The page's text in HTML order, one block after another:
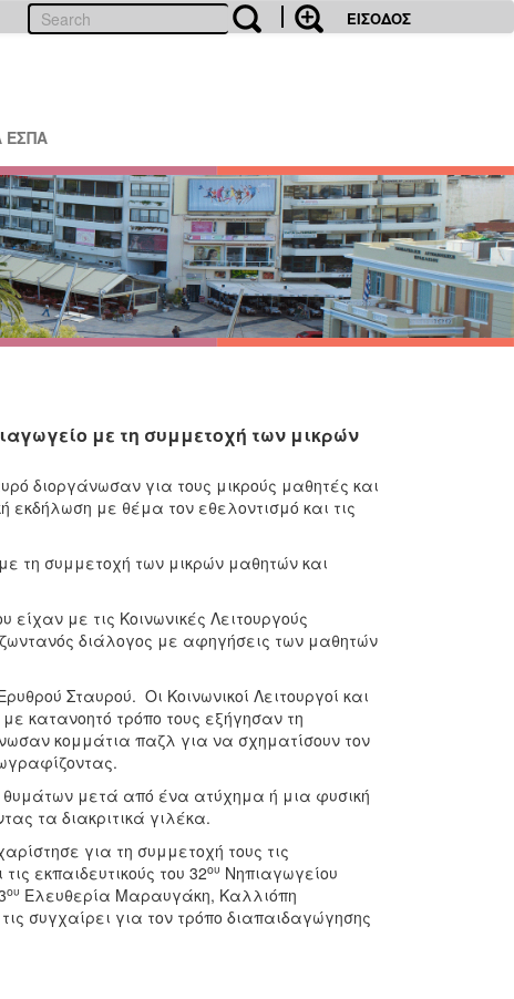
ΕΙΣΟΔΟΣ
ΕΣΠΑ
με τη συμμετοχή των μικρών
διοργάνωσαν για τους μικρούς μαθητές και
με θέμα τον εθελοντισμό και τις
τη συμμετοχή των μικρών μαθητών και
με τις Κοινωνικές Λειτουργούς
διάλογος με αφηγήσεις των μαθητών
Σταυρού. Οι Κοινωνικοί Λειτουργοί και
κατανοητό τρόπο τους εξήγησαν τη
κομμάτια παζλ για να σχηματίσουν τον
μετά από ένα ατύχημα ή μια φυσική
τα διακριτικά γιλέκα.
για τη συμμετοχή τους τις
εκπαιδευτικούς του 32ου Νηπιαγωγείου
ου Ελευθερία Μαραυγάκη, Καλλιόπη
συγχαίρει για τον τρόπο διαπαιδαγώγησης